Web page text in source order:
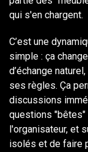
qui s'en chargent.
C’est une
simple : ça
d’échange
ses règles. Ça
discussions
questions "bêtes"
l'organisateur, et
isolés et de faire